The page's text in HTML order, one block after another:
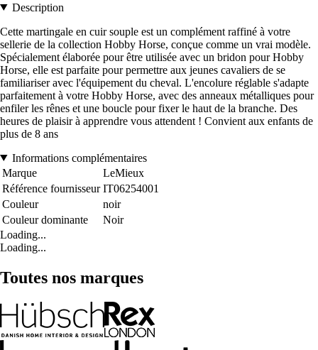
Description
Cette martingale en cuir souple est un complément raffiné à votre
sellerie de la collection Hobby Horse, conçue comme un vrai modèle.
Spécialement élaborée pour être utilisée avec un bridon pour Hobby
Horse, elle est parfaite pour permettre aux jeunes cavaliers de se
familiariser avec l'équipement du cheval. L'encolure réglable s'adapte
parfaitement à votre Hobby Horse, avec des anneaux métalliques pour
enfiler les rênes et une boucle pour fixer le haut de la branche. Des
heures de plaisir à apprendre vous attendent ! Convient aux enfants de
plus de 8 ans
Informations complémentaires
Marque
LeMieux
Référence fournisseur IT06254001
Couleur
noir
Couleur dominante
Noir
Loading...
Loading...
Toutes nos marques